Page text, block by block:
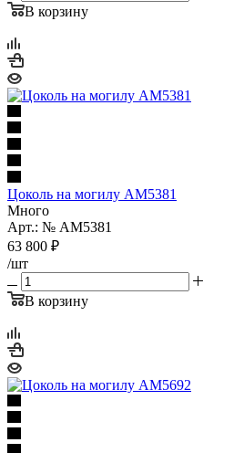
В корзину
Цоколь на могилу AM5381
Много
Арт.: № AM5381
63 800 ₽
/шт
В корзину